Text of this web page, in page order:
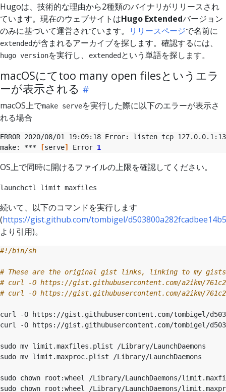
Hugoは、技術的な理由から2種類のバイナリがリリースされ
ています。現在のウェブサイトはHugo Extendedバージョン
のみに基づいて運営されています。
リリースページで名前に
extendedが含まれるアーカイブを探します。確認するには、
hugo versionを実行し、 extended という単語を探します。
macOSにてtoo many open filesというエラ
ーが表示される
macOS上でmake serveを実行した際に以下のエラーが表示さ
れる場合
make: *** [serve] Error 1
OS上で同時に開けるファイルの上限を確認してください。
launchctl limit maxfiles
続いて、以下のコマンドを実行します
(https://gist.github.com/tombigel/
より引用)。
# These are the original gist links, linking to my gists
# curl -O https://gist.githubusercontent.com/a2ikm/
# curl -O https://gist.githubusercontent.com/a2ikm/